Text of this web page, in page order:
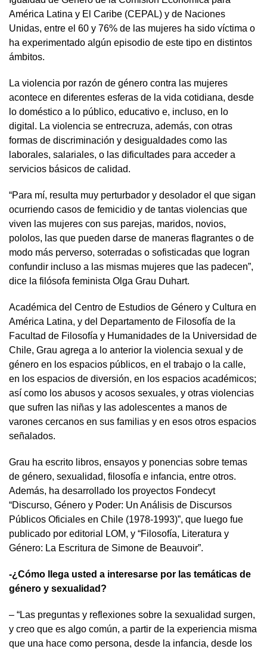
América Latina y El Caribe (CEPAL) y de Naciones
Unidas, entre el 60 y 76% de las mujeres ha sido víctima o
ha experimentado algún episodio de este tipo en distintos
ámbitos.
La violencia por razón de género contra las mujeres
acontece en diferentes esferas de la vida cotidiana, desde
lo doméstico a lo público, educativo e, incluso, en lo
digital. La violencia se entrecruza, además, con otras
formas de discriminación y desigualdades como las
laborales, salariales, o las dificultades para acceder a
servicios básicos de calidad.
“Para mí, resulta muy perturbador y desolador el que sigan
ocurriendo casos de femicidio y de tantas violencias que
viven las mujeres con sus parejas, maridos, novios,
pololos, las que pueden darse de maneras flagrantes o de
modo más perverso, soterradas o sofisticadas que logran
confundir incluso a las mismas mujeres que las padecen”,
dice la filósofa feminista Olga Grau Duhart.
Académica del Centro de Estudios de Género y Cultura en
América Latina, y del Departamento de Filosofía de la
Facultad de Filosofía y Humanidades de la Universidad de
Chile, Grau agrega a lo anterior la violencia sexual y de
género en los espacios públicos, en el trabajo o la calle,
en los espacios de diversión, en los espacios académicos;
así como los abusos y acosos sexuales, y otras violencias
que sufren las niñas y las adolescentes a manos de
varones cercanos en sus familias y en esos otros espacios
señalados.
Grau ha escrito libros, ensayos y ponencias sobre temas
de género, sexualidad, filosofía e infancia, entre otros.
Además, ha desarrollado los proyectos Fondecyt
“Discurso, Género y Poder: Un Análisis de Discursos
Públicos Oficiales en Chile (1978-1993)”, que luego fue
publicado por editorial LOM, y “Filosofía, Literatura y
Género: La Escritura de Simone de Beauvoir”.
-¿Cómo llega usted a interesarse por las temáticas de
género y sexualidad?
– “Las preguntas y reflexiones sobre la sexualidad surgen,
y creo que es algo común, a partir de la experiencia misma
que una hace como persona, desde la infancia, desde los